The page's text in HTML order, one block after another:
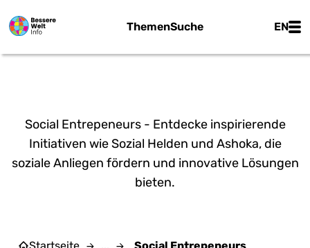
ThemenSuche EN
Social Entrepeneurs - Entdecke inspirierende
Initiativen wie Sozial Helden und Ashoka, die
soziale Anliegen fördern und innovative Lösungen
bieten.